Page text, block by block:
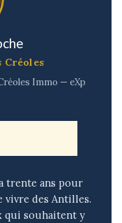
Créoles
Immo — eXp
trente ans pour
des Antilles.
qui souhaitent y